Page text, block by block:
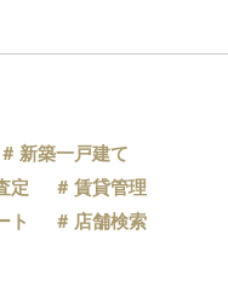
新築一戸建て
定
賃貸管理
ト
店舗検索